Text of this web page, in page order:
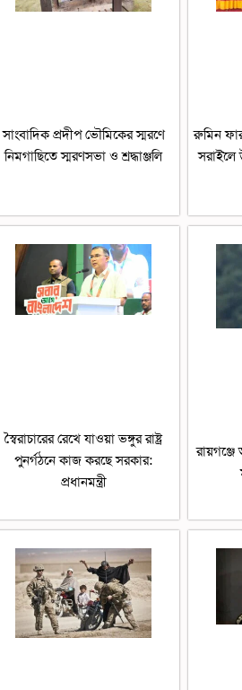
সাংবাদিক প্রদীপ ভৌমিকের স্মরণে
নিমগাছিতে স্মরণসভা ও শ্রদ্ধাঞ্জলি
রুমিন
সরাইলে
স্বৈরাচারের রেখে যাওয়া ভঙ্গুর রাষ্ট্র
পুনর্গঠনে কাজ করছে সরকার:
প্রধানমন্ত্রী